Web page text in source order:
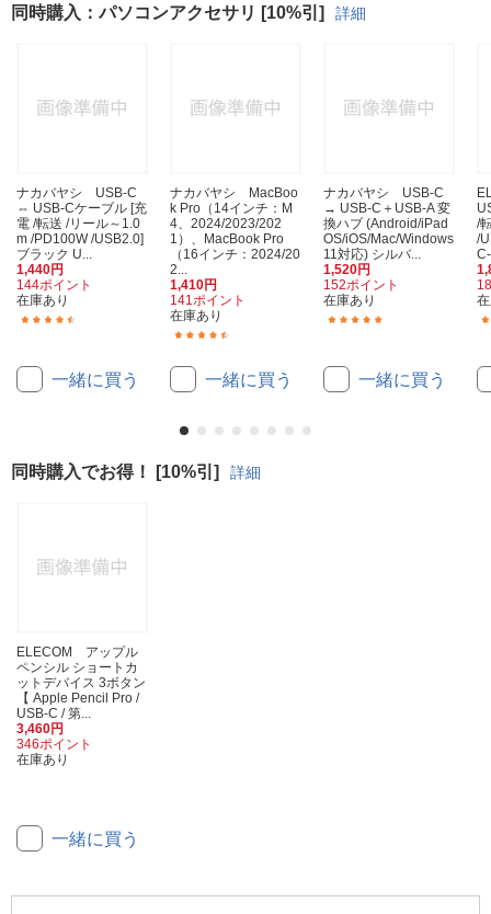
同時購入：パソコンアクセサリ [10%引] 詳細
ナカバヤシ USB-C
⇔ USB-Cケーブル [充
電 /転送 /リール～1.0
m /PD100W /USB2.0]
ブラック U...
1,440円
144ポイント
在庫あり
一緒に買う
ナカバヤシ MacBoo
k Pro（14インチ：M
4、2024/2023/202
1）、MacBook Pro
（16インチ：2024/20
2...
1,410円
141ポイント
在庫あり
一緒に買う
ナカバヤシ USB-C
→ USB-C＋USB-A 変
換ハブ (Android/iPad
OS/iOS/Mac/Windows
11対応) シルバ...
1,520円
152ポイント
在庫あり
一緒に買う
/
/
同時購入でお得！ [10%引] 詳細
ELECOM アップル
ペンシル ショートカ
ットデバイス 3ボタン
【 Apple Pencil Pro /
USB-C / 第...
3,460円
346ポイント
在庫あり
一緒に買う